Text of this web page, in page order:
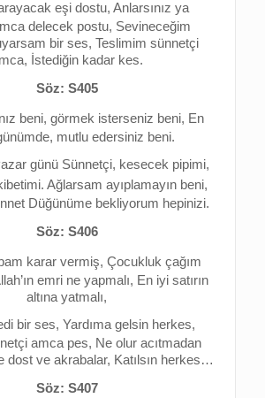
eşi dostu, Anlarsınız ya
delecek postu, Sevineceğim
bir ses, Teslimim sünnetçi
İstediğin kadar kes.
Söz: S405
beni, görmek isterseniz beni, En
mutlu edersiniz beni.
günü Sünnetçi, kesecek pipimi,
Düğünüme bekliyorum hepinizi.
Söz: S406
karar vermiş, Çocukluk çağım
emri ne yapmalı, En iyi satırın
altına yatmalı,
bir ses,
amca pes, Ne olur acıtmadan
dost ve akrabalar, Katılsın herkes…
Söz: S407